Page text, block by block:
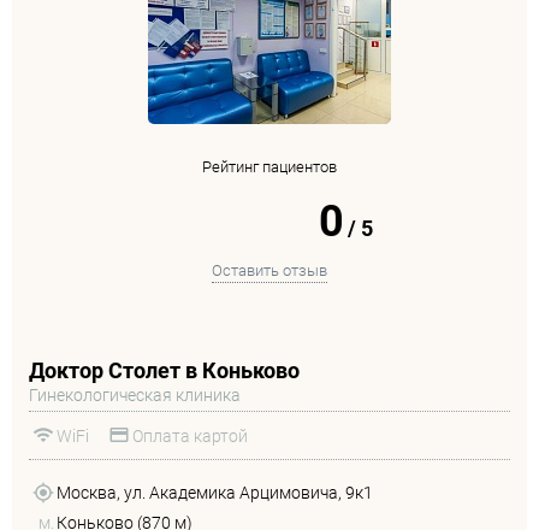
Рейтинг пациентов
0 / 5
Оставить отзыв
Доктор Столет в Коньково
Гинекологическая клиника
WiFi Оплата картой
Москва, ул. Академика Арцимовича, 9к1
м. Коньково (870 м)